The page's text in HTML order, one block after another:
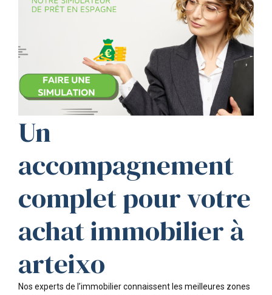
Un
accompagnement
complet pour votre
achat immobilier à
arteixo
Nos experts de l’immobilier connaissent les meilleures zones